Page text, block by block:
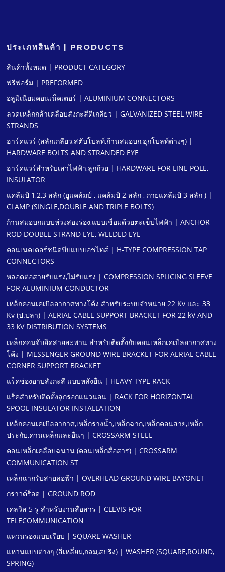
ประเภทสินค้า | PRODUCTS
สินค้าทั้งหมด | PRODUCT CATEGORY
ฟรีฟอร์ม | PREFORMED
อลูมิเนียมคอนเน็คเตอร์ | ALUMINIUM CONNECTORS
ลวดเหล็กกล้าเคลือบสังกะสีตีเกลียว | GALVANIZED STEEL WIRE
STRANDS
ฮาร์ดแวร์ (สลักเกลียว,สตับโบลท์,ก้านสมอบก,ฮุกโบลท์ต่างๆ) |
HARDWARE BOLTS AND STRANDED EYE
ฮาร์ดแวร์สําหรับเสาไฟฟ้า,ลูกถ้วย | HARDWARE FOR LINE POLE,
INSULATOR
แคล้มป์ 1,2,3 สลัก (ยูแคล้มป์ , แคล้มป์ 2 สลัก , กายแคล้มป์ 3 สลัก ) |
CLAMP (SINGLE,DOUBLE AND TRIPLE BOLTS)
ก้านสมอบกแบบห่วงสองร่อง,แบบเชื่อมด้วยตะเข็บไฟฟ้า | ANCHOR
ROD DOUBLE STRAND EYE, WELDED EYE
คอนเนคเตอร์ชนิดบีบแบบเอชไทส์ | H-TYPE COMPRESSION TAP
CONNECTORS
หลอดต่อสายรับแรง,ไม่รับแรง | COMPRESSION SPLICING SLEEVE
FOR ALUMINIUM CONDUCTOR
เหล็กคอนเคเบิลอากาศทางโค้ง สําหรับระบบจําหน่าย 22 Kv และ 33
Kv (ป.ปลา) | AERIAL CABLE SUPPORT BRACKET FOR 22 kV AND
33 kV DISTRIBUTION SYSTEMS
เหล็กคอนจับยึดสายสะพาน สําหรับติดตั้งกับคอนเหล็กเคเบิลอากาศทาง
โค้ง | MESSENGER GROUND WIRE BRACKET FOR AERIAL CABLE
CORNER SUPPORT BRACKET
แร็คช่องอาบสังกะสี แบบหลังยื่น | HEAVY TYPE RACK
แร็คสําหรับติดตั้งลูกรอกแนวนอน | RACK FOR HORIZONTAL
SPOOL INSULATOR INSTALLATION
เหล็กคอนเคเบิลอากาศ,เหล็กรางนํ้า,เหล็กฉาก,เหล็กคอนสาย,เหล็ก
ประกับ,คานเหล็กและอื่นๆ | CROSSARM STEEL
คอนเหล็กเคลือบฉนวน (คอนเหล็กสื่อสาร) | CROSSARM
COMMUNICATION ST
เหล็กฉากรับสายล่อฟ้า | OVERHEAD GROUND WIRE BAYONET
กราวด์ร็อด | GROUND ROD
เคลวิส 5 รู สําหรับงานสื่อสาร | CLEVIS FOR
TELECOMMUNICATION
แหวนรองแบบเรียบ | SQUARE WASHER
แหวนแบบต่างๆ (สี่เหลี่ยม,กลม,สปริง) | WASHER (SQUARE,ROUND,
SPRING)